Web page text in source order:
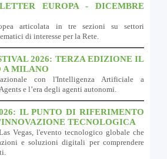
EUROPA - DICEMBRE
articolata in tre sezioni su settori
di interesse per la Rete.
2026: TERZA EDIZIONE IL
A MILANO
con l'Intelligenza Artificiale a
e l’era degli agenti autonomi.
IL PUNTO DI RIFERIMENTO
TECNOLOGICA
Vegas, l'evento tecnologico globale che
e soluzioni digitali per comprendere